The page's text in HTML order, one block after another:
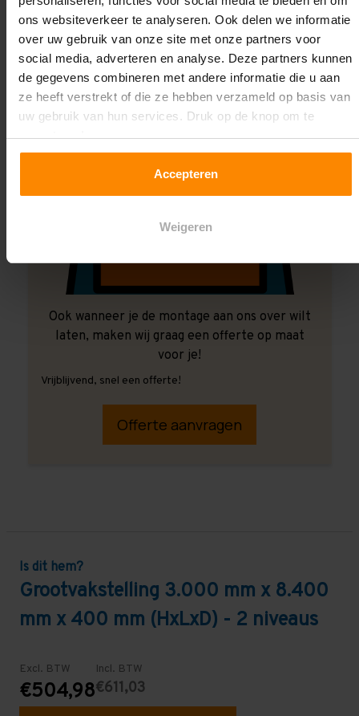
ons websiteverkeer te analyseren. Ook delen we informatie
over uw gebruik van onze site met onze partners voor
social media, adverteren en analyse. Deze partners kunnen
de gegevens combineren met andere informatie die u aan
ze heeft verstrekt of die ze hebben verzameld op basis van
uw gebruik van hun services. Druk op de knop om te
accepteren!
Accepteren
Weigeren
Ook wanneer je de montage aan ons over wilt
laten, maken wij graag een offerte op maat
voor je!
Vrijblijvend, snel een offerte!
Offerte aanvragen
Is dit hem?
Grootvakstelling 3.000 mm x 8.400
mm x 400 mm (HxLxD) - 2 niveaus
Excl. BTW
€504,98
Incl. BTW
€611,03